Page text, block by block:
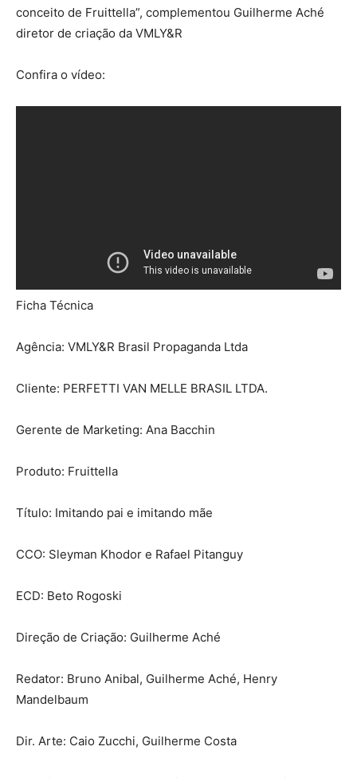
conceito de Fruittella”, complementou Guilherme Aché
diretor de criação da VMLY&R
Confira o vídeo:
Ficha Técnica
Agência: VMLY&R Brasil Propaganda Ltda
Cliente: PERFETTI VAN MELLE BRASIL LTDA.
Gerente de Marketing: Ana Bacchin
Produto: Fruittella
Título: Imitando pai e imitando mãe
CCO: Sleyman Khodor e Rafael Pitanguy
ECD: Beto Rogoski
Direção de Criação: Guilherme Aché
Redator: Bruno Anibal, Guilherme Aché, Henry
Mandelbaum
Dir. Arte: Caio Zucchi, Guilherme Costa